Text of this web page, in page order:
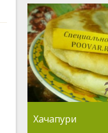
Хачапури